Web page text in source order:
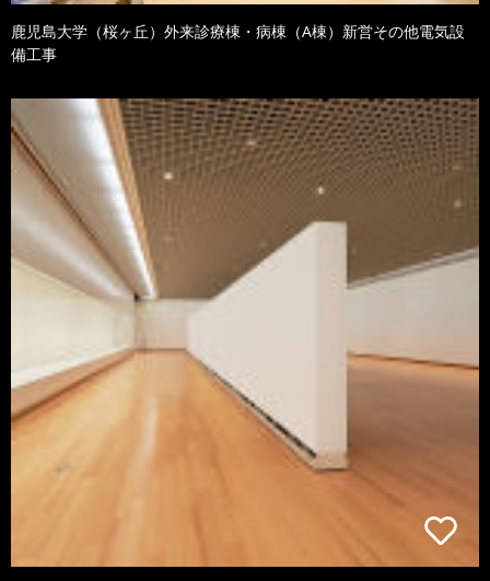
鹿児島大学（桜ヶ丘）外来診療棟・病棟（A棟）新営その他電気設
備工事